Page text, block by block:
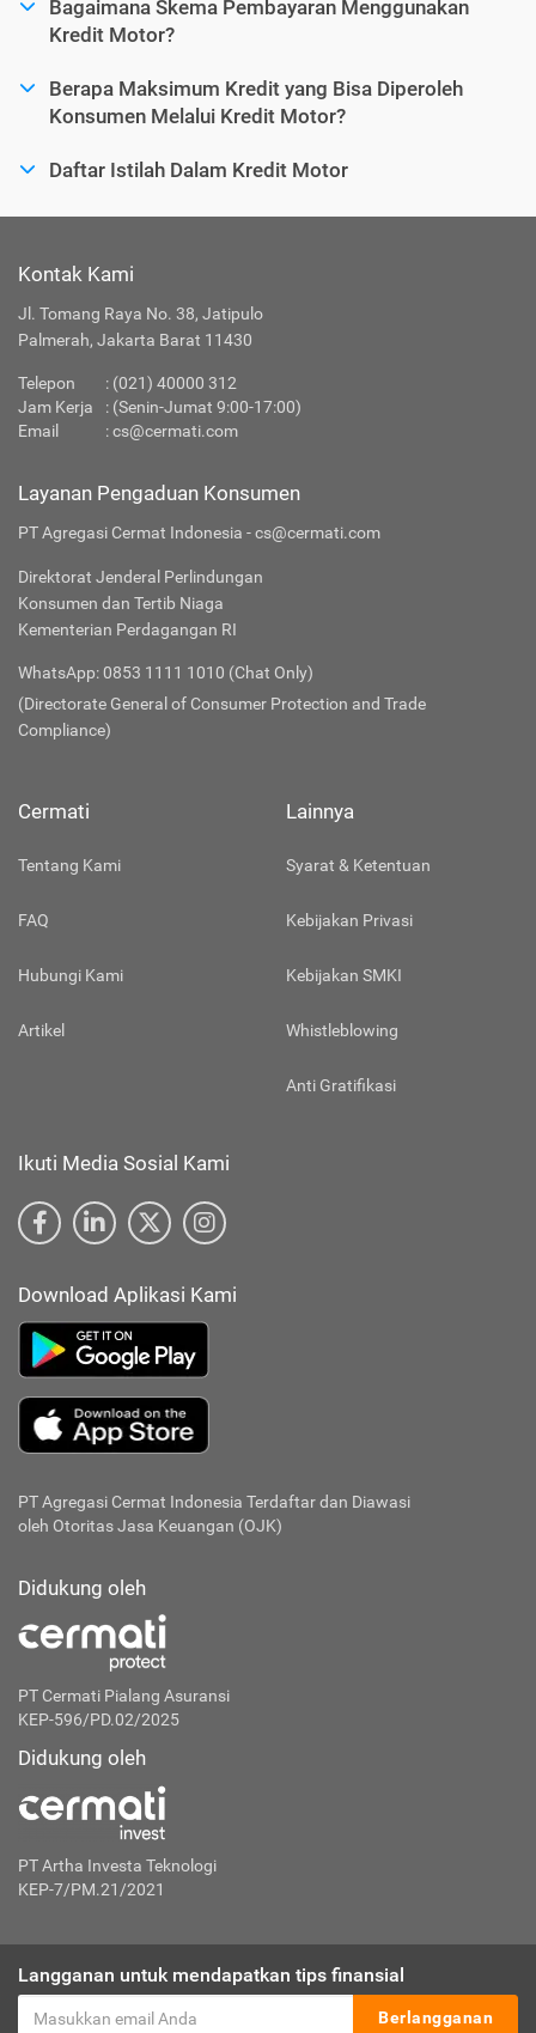
Bagaimana Skema Pembayaran Menggunakan
Kredit Motor?
Berapa Maksimum Kredit yang Bisa Diperoleh
Konsumen Melalui Kredit Motor?
Daftar Istilah Dalam Kredit Motor
Kontak Kami
Jl. Tomang Raya No. 38, Jatipulo
Palmerah, Jakarta Barat 11430
Telepon : (021) 40000 312
Jam Kerja
: (Senin-Jumat 9:00-17:00)
Email
:cs@cermati.com
Layanan Pengaduan Konsumen
PT Agregasi Cermat Indonesia - cs@cermati.com
Direktorat Jenderal Perlindungan
Konsumen dan Tertib Niaga
Kementerian Perdagangan RI
WhatsApp: 0853 1111 1010 (Chat Only)
(Directorate General of Consumer Protection and Trade
Compliance)
Cermati
Tentang Kami
FAQ
Hubungi Kami
Artikel
Lainnya
Syarat & Ketentuan
Kebijakan Privasi
Kebijakan SMKI
Whistleblowing
Anti Gratifikasi
Ikuti Media Sosial Kami
Download Aplikasi Kami
PT Agregasi Cermat Indonesia Terdaftar dan Diawasi
oleh Otoritas Jasa Keuangan (OJK)
Didukung oleh
PT Cermati Pialang Asuransi
KEP-596/PD.02/2025
Didukung oleh
PT Artha Investa Teknologi
KEP-7/PM.21/2021
Langganan untuk mendapatkan tips finansial
Berlangganan